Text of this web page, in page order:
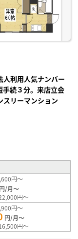
人利用人気ナンバー
手続３分。来店立会
スリーマンション
円～
円/月～
円～
円～
円/月～
円～